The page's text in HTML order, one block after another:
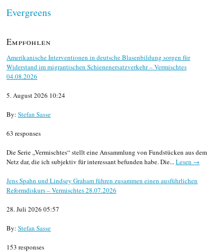
Evergreens
Empfohlen
Amerikanische Interventionen in deutsche Blasenbildung sorgen für
Widerstand im migrantischen Schienenersatzverkehr – Vermischtes
04.08.2026
5. August 2026 10:24
By: Stefan Sasse
63 responses
Die Serie „Vermischtes“ stellt eine Ansammlung von Fundstücken aus dem
Netz dar, die ich subjektiv für interessant befunden habe. Die... Lesen →
Jens Spahn und Lindsey Graham führen zusammen einen ausführlichen
Reformdiskurs – Vermischtes 28.07.2026
28. Juli 2026 05:57
By: Stefan Sasse
153 responses